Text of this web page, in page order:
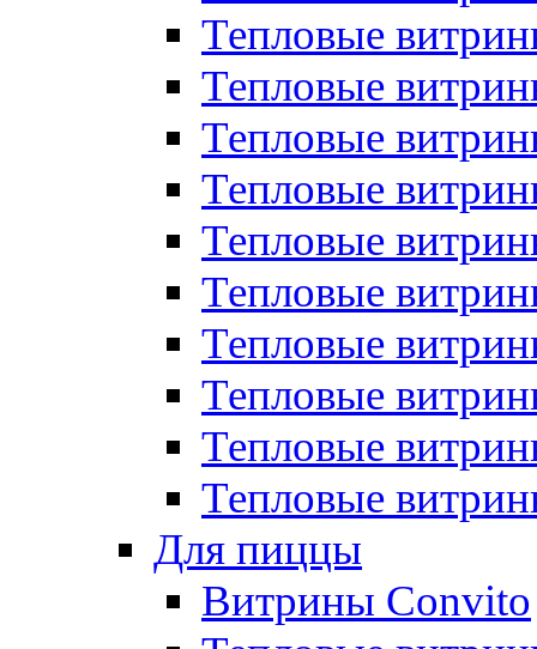
Тепловые
Тепловые
Тепловые
Тепловые
Тепловые
Тепловые
Тепловые
Тепловые
Тепловые
Тепловые
Для пиццы
Витрины Convito